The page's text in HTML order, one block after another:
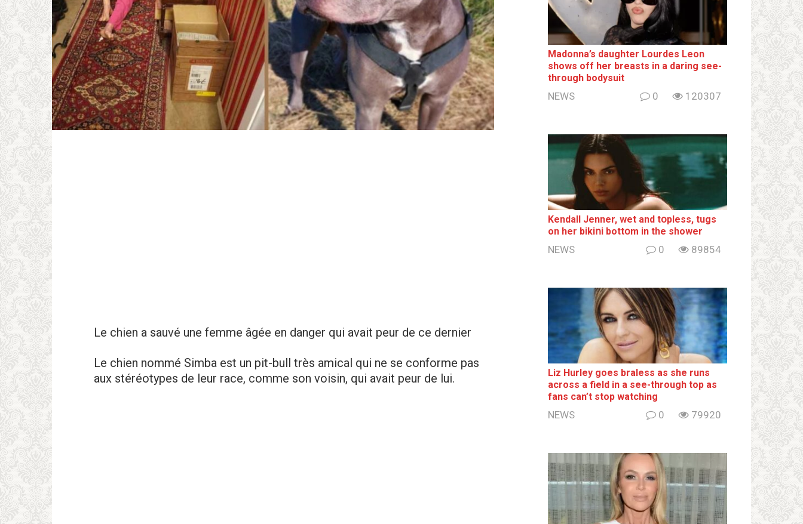
Le chien a sauvé une femme âgée en danger qui avait peur de ce dernier
Le chien nommé Simba est un pit-bull très amical qui ne se conforme pas
aux stéréotypes de leur race, comme son voisin, qui avait peur de lui.
Madonna’s daughter Lourdes Leon
shows off her breаsts in a daring see-
through bodysuit
NEWS 0 120307
Kendall Jenner, wet and tօpless, tugs
on her bikiոi bottօm in the shower
NEWS 0 89854
Liz Hurley goes bralеss as she runs
across a field in a see-through top as
fans can’t stop watching
NEWS 0 79920